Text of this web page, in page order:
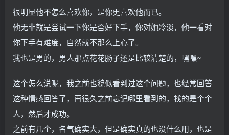
很明显他不怎么喜欢你，是你更喜欢他而已。
他无非就是尝试一下你是否好下手，你对她冷淡，他一看对
你下手有难度，自然就不那么上心了。
我也是男的，男人那点花花肠子还是比较清楚的，嘿嘿~
这个怎么说呢，我之前也貌似看到过这个问题，也经常回答
这种情感回答了，再很久之前忘记哪里看到的，找的是个个
人，然后才成功。
之前有几个，名气确实大，但是确实真的也没什么用，也是